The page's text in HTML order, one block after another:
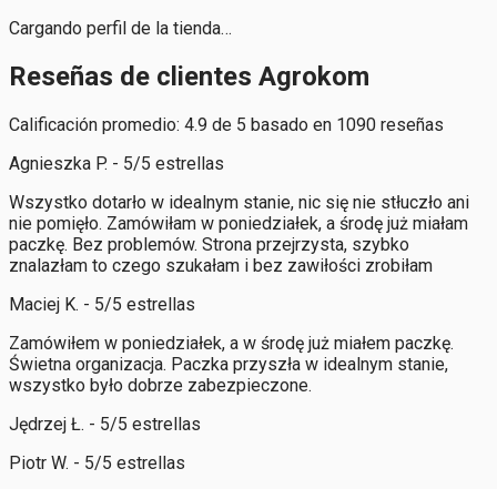
Cargando perfil de la tienda…
Reseñas de clientes Agrokom
Calificación promedio: 4.9 de 5 basado en 1090 reseñas
Agnieszka P. - 5/5 estrellas
Wszystko dotarło w idealnym stanie, nic się nie stłuczło ani
nie pomięło. Zamówiłam w poniedziałek, a środę już miałam
paczkę. Bez problemów. Strona przejrzysta, szybko
znalazłam to czego szukałam i bez zawiłości zrobiłam
Maciej K. - 5/5 estrellas
Zamówiłem w poniedziałek, a w środę już miałem paczkę.
Świetna organizacja. Paczka przyszła w idealnym stanie,
wszystko było dobrze zabezpieczone.
Jędrzej Ł. - 5/5 estrellas
Piotr W. - 5/5 estrellas